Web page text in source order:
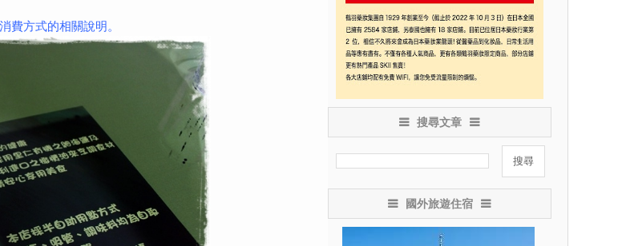
費方式的相關說明。
搜尋文章
國外旅遊住宿